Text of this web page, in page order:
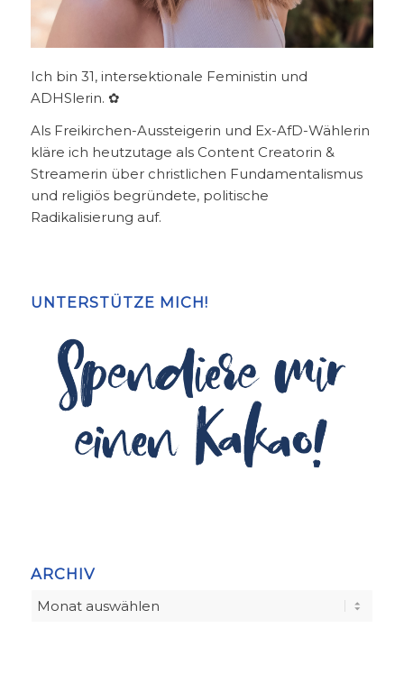
Ich bin 31, intersektionale Feministin und
ADHSlerin. ✿
Als Freikirchen-Aussteigerin und Ex-AfD-Wählerin
kläre ich heutzutage als Content Creatorin &
Streamerin über christlichen Fundamentalismus
und religiös begründete, politische
Radikalisierung auf.
UNTERSTÜTZE MICH!
ARCHIV